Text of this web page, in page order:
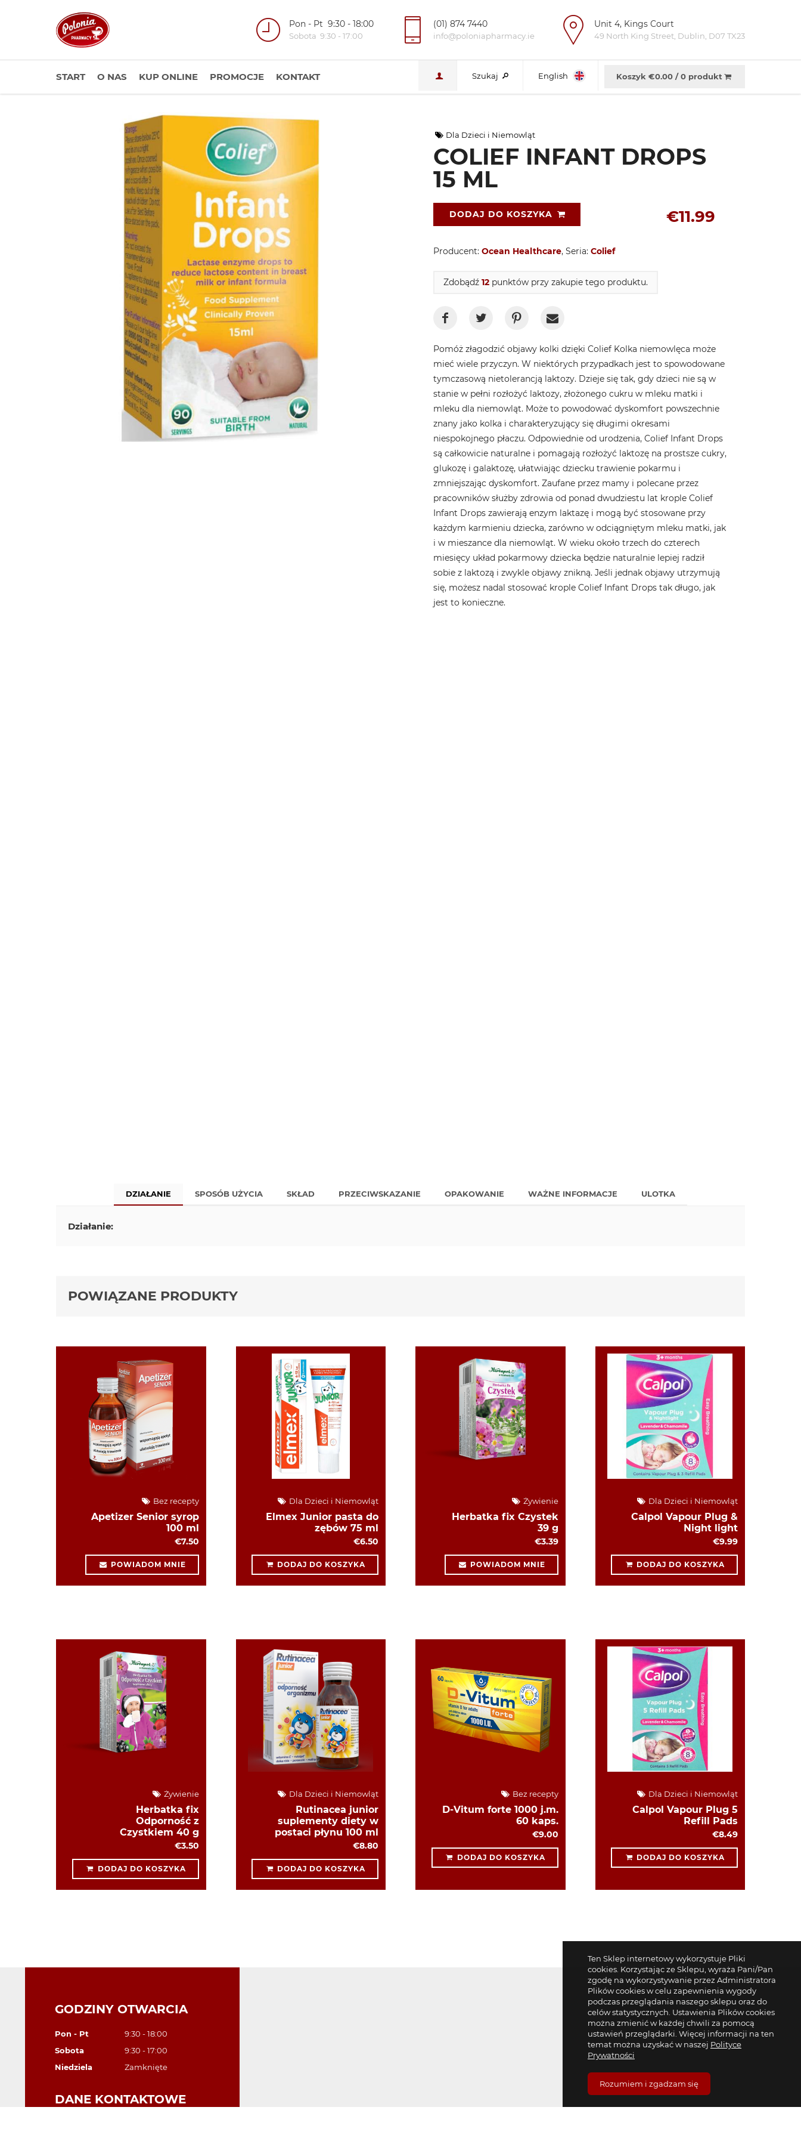
Pon - Pt 9:30 - 18:00
Sobota 9:30 - 17:00
(01) 874 7440
info@poloniapharmacy.ie
Unit 4, Kings Court
49 North King Street, Dublin, D07 TX23
Szukaj English Koszyk €0.00/0 produkt
START O NAS KUP ONLINE PROMOCJE KONTAKT
Ten Sklep internetowy wykorzystuje Pliki
cookies. Korzystając ze Sklepu, wyraża Pani/Pan
zgodę na wykorzystywanie przez Administratora
Plików cookies w celu zapewnienia wygody
podczas przeglądania naszego sklepu oraz do
celów statystycznych. Ustawienia Plików cookies
można zmienić w każdej chwili za pomocą
ustawień przeglądarki. Więcej informacji na ten
temat można uzyskać w naszej Polityce
Prywatności
Rozumiem i zgadzam się
Dla Dzieci i Niemowląt
COLIEF INFANT DROPS
15 ML
€11.99
DODAJ DO KOSZYKA
Producent: Ocean Healthcare, Seria: Colief
Zdobądź 12 punktów przy zakupie tego produktu.
Pomóż złagodzić objawy kolki dzięki Colief Kolka niemowlęca może
mieć wiele przyczyn. W niektórych przypadkach jest to spowodowane
tymczasową nietolerancją laktozy. Dzieje się tak, gdy dzieci nie są w
stanie w pełni rozłożyć laktozy, złożonego cukru w ​​mleku matki i
mleku dla niemowląt. Może to powodować dyskomfort powszechnie
znany jako kolka i charakteryzujący się długimi okresami
niespokojnego płaczu. Odpowiednie od urodzenia, Colief Infant Drops
są całkowicie naturalne i pomagają rozłożyć laktozę na prostsze cukry,
glukozę i galaktozę, ułatwiając dziecku trawienie pokarmu i
zmniejszając dyskomfort. Zaufane przez mamy i polecane przez
pracowników służby zdrowia od ponad dwudziestu lat krople Colief
Infant Drops zawierają enzym laktazę i mogą być stosowane przy
każdym karmieniu dziecka, zarówno w odciągniętym mleku matki, jak
i w mieszance dla niemowląt. W wieku około trzech do czterech
miesięcy układ pokarmowy dziecka będzie naturalnie lepiej radził
sobie z laktozą i zwykle objawy znikną. Jeśli jednak objawy utrzymują
się, możesz nadal stosować krople Colief Infant Drops tak długo, jak
jest to konieczne.
DZIAŁANIE SPOSÓB UŻYCIA SKŁAD PRZECIWSKAZANIE OPAKOWANIE WAŻNE INFORMACJE ULOTKA
Działanie:
POWIĄZANE PRODUKTY
Bez recepty
Apetizer Senior syrop
100 ml
€7.50
POWIADOM MNIE
Dla Dzieci i Niemowląt
Elmex Junior pasta do
zębów 75 ml
€6.50
DODAJ DO KOSZYKA
Żywienie
Herbatka fix Czystek
39 g
€3.39
POWIADOM MNIE
Dla Dzieci i Niemowląt
Calpol Vapour Plug &
Night light
€9.99
DODAJ DO KOSZYKA
Żywienie
Herbatka fix
Odporność z
Czystkiem 40 g
€3.50
DODAJ DO KOSZYKA
Dla Dzieci i Niemowląt
Rutinacea junior
suplementy diety w
postaci płynu 100 ml
€8.80
DODAJ DO KOSZYKA
Bez recepty
D-Vitum forte 1000 j.m.
60 kaps.
€9.00
DODAJ DO KOSZYKA
Dla Dzieci i Niemowląt
Calpol Vapour Plug 5
Refill Pads
€8.49
DODAJ DO KOSZYKA
GODZINY OTWARCIA
Pon - Pt
9:30 - 18:00
Sobota
9:30 - 17:00
Niedziela
Zamknięte
DANE KONTAKTOWE